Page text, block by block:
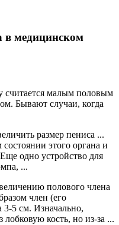
в медицинском
считается малым половым
Бывают случаи, когда
размер пениса ...
этого органа и
одно устройство для
...
полового члена
член (его
3-5 см. Изначально,
лобковую кость, но из-за ...